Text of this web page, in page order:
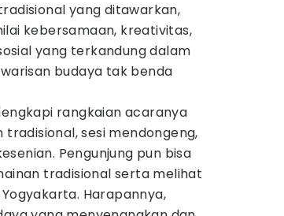
yang ditawarkan,
kebersamaan, kreativitas,
yang terkandung dalam
budaya tak benda
rangkaian acaranya
sesi mendongeng,
Pengunjung pun bisa
tradisional serta melihat
Harapannya,